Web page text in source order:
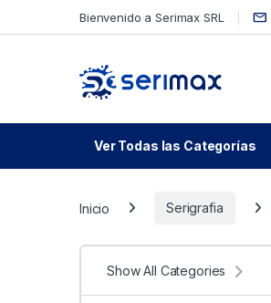
Bienvenido a Serimax SRL
Ver Todas las Categorías
Inicio Serigrafia
Show All Categories